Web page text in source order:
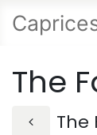
The
The